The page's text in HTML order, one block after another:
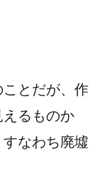
とだが、作
るものか
なわち廃墟